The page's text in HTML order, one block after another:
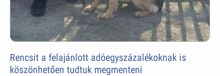
Rencsit a felajánlott adóegyszázalékoknak is
köszönhetően tudtuk megmenteni